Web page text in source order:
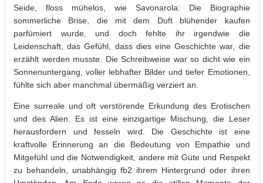
Seide, floss mühelos, wie Savonarola: Die Biographie
sommerliche Brise, die mit dem Duft blühender kaufen
parfümiert wurde, und doch fehlte ihr irgendwie die
Leidenschaft, das Gefühl, dass dies eine Geschichte war, die
erzählt werden musste. Die Schreibweise war so dicht wie ein
Sonnenuntergang, voller lebhafter Bilder und tiefer Emotionen,
fühlte sich aber manchmal übermäßig verziert an.
Eine surreale und oft verstörende Erkundung des Erotischen
und des Alien. Es ist eine einzigartige Mischung, die Leser
herausfordern und fesseln wird. Die Geschichte ist eine
kraftvolle Erinnerung an die Bedeutung von Empathie und
Mitgefühl und die Notwendigkeit, andere mit Güte und Respekt
zu behandeln, unabhängig fb2 ihrem Hintergrund oder ihren